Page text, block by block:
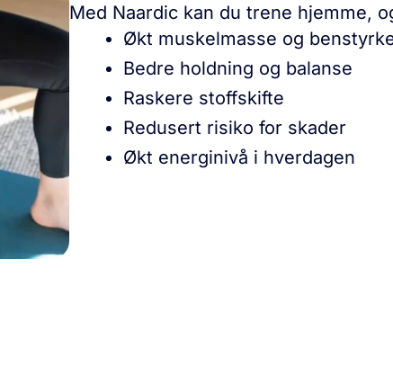
Med Naardic kan du trene hjemme,
Økt muskelmasse og
Bedre holdning og balanse
Raskere stoffskifte
Redusert risiko for skader
Økt energinivå i hverdagen